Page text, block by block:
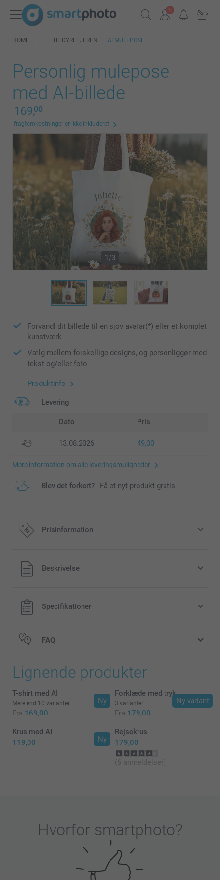
HOME TIL DYREEJEREN AI MULEPOSE
Personlig mulepose
med AI-billede
169,00
fragtomkostninger er ikke inkluderet
1/3
Forvandl dit billede til en sjov avatar(*) eller et komplet
kunstværk
Vælg mellem forskellige designs, og personliggør med
tekst og/eller foto
Produktinfo
Levering
Dato Pris
13.08.2026 49,00
Mere information om alle leveringsmuligheder
Blev det forkert? Få et nyt produkt gratis
Prisinformation
Alle priser inklusive moms og uden
forsendelsesomkostninger
Beskrivelse
Specifikationer
FAQ
Lignende produkter
Ny
T-shirt med AI
Mere end 10 varianter
Fra 169,00
Ny variant
Forklæde med tryk
3 varianter
Fra 179,00
Ny
Krus med AI
119,00
Rejsekrus
179,00
(6 anmeldelser)
Hvorfor smartphoto?